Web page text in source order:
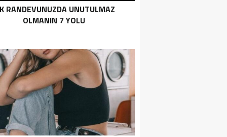
RANDEVUNUZDA UNUTULMAZ
OLMANIN 7 YOLU